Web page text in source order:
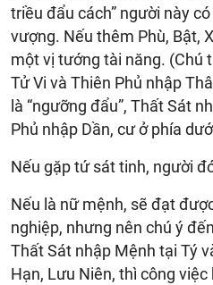
triều đẩu cách” người này
vượng. Nếu thêm Phù, Bật,
một vị tướng tài năng. (Chú
Tử Vi và Thiên Phủ nhập
là “ngưỡng đẩu”, Thất Sát
Phủ nhập Dần, cư ở phía
Nếu gặp tứ sát tinh, người
Nếu là nữ mệnh, sẽ đạt
nghiệp, nhưng nên chú ý
Thất Sát nhập Mệnh tại Tý
Hạn, Lưu Niên, thì công